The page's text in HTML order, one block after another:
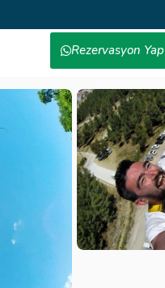
Rezervasyon Yap